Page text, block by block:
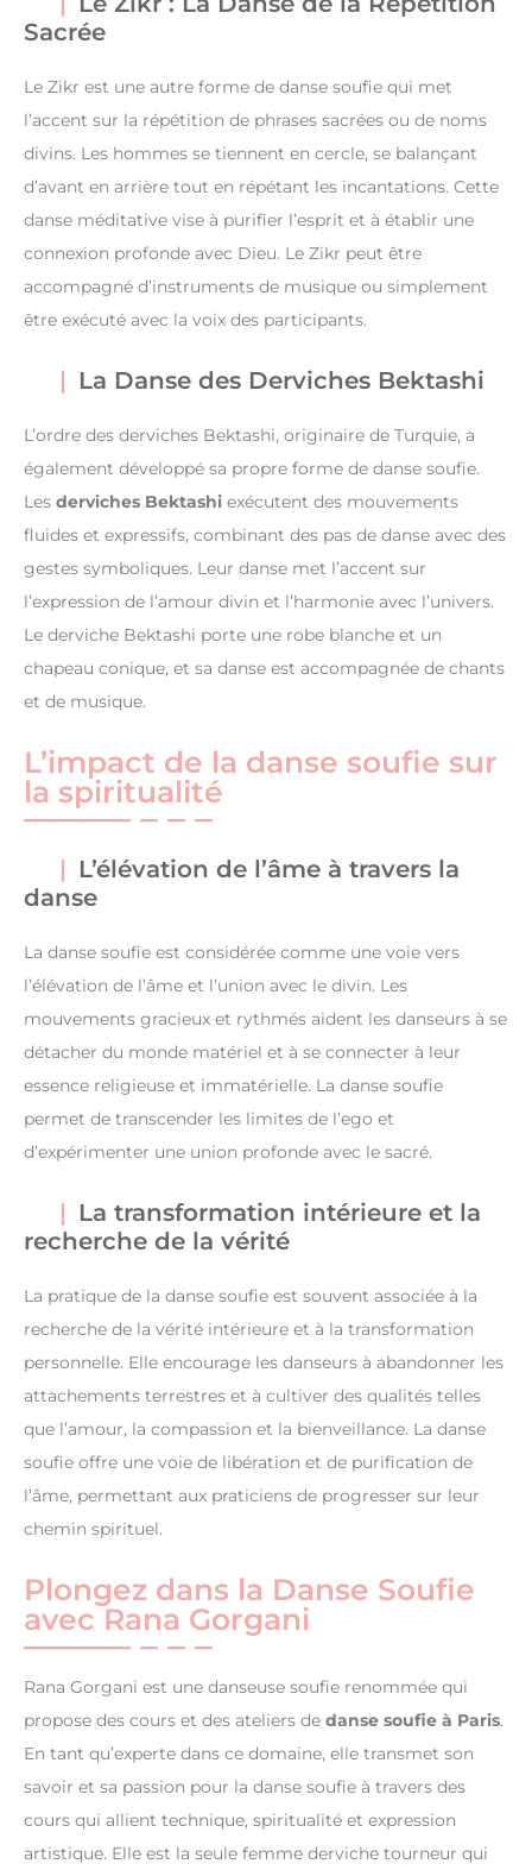
Sacrée
Le Zikr est une autre forme de danse soufie qui met
l’accent sur la répétition de phrases sacrées ou de noms
divins. Les hommes se tiennent en cercle, se balançant
d’avant en arrière tout en répétant les incantations. Cette
danse méditative vise à purifier l’esprit et à établir une
connexion profonde avec Dieu. Le Zikr peut être
accompagné d’instruments de musique ou simplement
être exécuté avec la voix des participants.
La Danse des Derviches Bektashi
L’ordre des derviches Bektashi, originaire de Turquie, a
également développé sa propre forme de danse soufie.
Les derviches Bektashi exécutent des mouvements
fluides et expressifs, combinant des pas de danse avec des
gestes symboliques. Leur danse met l’accent sur
l’expression de l’amour divin et l’harmonie avec l’univers.
Le derviche Bektashi porte une robe blanche et un
chapeau conique, et sa danse est accompagnée de chants
et de musique.
L’impact de la danse soufie sur
la spiritualité
L’élévation de l’âme à travers la
danse
La danse soufie est considérée comme une voie vers
l’élévation de l’âme et l’union avec le divin. Les
mouvements gracieux et rythmés aident les danseurs à se
détacher du monde matériel et à se connecter à leur
essence religieuse et immatérielle. La danse soufie
permet de transcender les limites de l’ego et
d’expérimenter une union profonde avec le sacré.
La transformation intérieure et la
recherche de la vérité
La pratique de la danse soufie est souvent associée à la
recherche de la vérité intérieure et à la transformation
personnelle. Elle encourage les danseurs à abandonner les
attachements terrestres et à cultiver des qualités telles
que l’amour, la compassion et la bienveillance. La danse
soufie offre une voie de libération et de purification de
l’âme, permettant aux praticiens de progresser sur leur
chemin spirituel.
Plongez dans la Danse Soufie
avec Rana Gorgani
Rana Gorgani est une danseuse soufie renommée qui
propose des cours et des ateliers de danse soufie à Paris.
En tant qu’experte dans ce domaine, elle transmet son
savoir et sa passion pour la danse soufie à travers des
cours qui allient technique, spiritualité et expression
artistique. Elle est la seule femme derviche tourneur qui